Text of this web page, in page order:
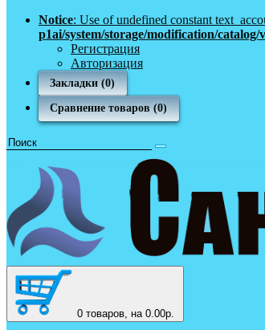
Notice: Use of undefined constant
p1ai/system/storage/modification/
Регистрация
Авторизация
Закладки (0)
Сравнение товаров (0)
0 товаров, на 0.00р.